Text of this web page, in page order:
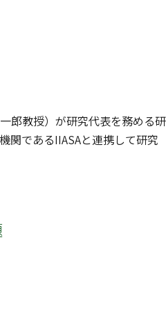
郎教授）が研究代表を務める研
関であるIIASAと連携して研究